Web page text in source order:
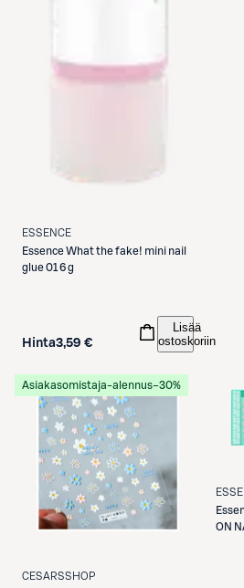
ESSENCE
EssenceWhat the fake! mini nail
glue 01 6 g
Hinta3,59 €
Lisää
ostoskoriin
Asiakasomistaja-alennus−30%
CESARSSHOP
ON